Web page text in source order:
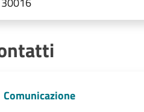
Comunicazione